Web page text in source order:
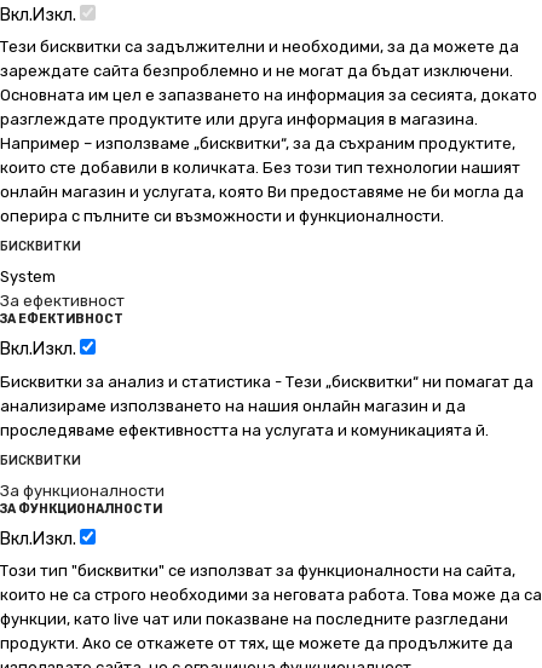
Вкл.Изкл.
Тези бисквитки са задължителни и необходими, за да можете да
зареждате сайта безпроблемно и не могат да бъдат изключени.
Основната им цел е запазването на информация за сесията, докато
разглеждате продуктите или друга информация в магазина.
Например – използваме „бисквитки“, за да съхраним продуктите,
които сте добавили в количката. Без този тип технологии нашият
онлайн магазин и услугата, която Ви предоставяме не би могла да
оперира с пълните си възможности и функционалности.
БИСКВИТКИ
System
За ефективност
ЗА ЕФЕКТИВНОСТ
Вкл.Изкл.
Бисквитки за анализ и статистика - Тези „бисквитки“ ни помагат да
анализираме използването на нашия онлайн магазин и да
проследяваме ефективността на услугата и комуникацията й.
БИСКВИТКИ
За функционалности
ЗА ФУНКЦИОНАЛНОСТИ
Вкл.Изкл.
Този тип "бисквитки" се използват за функционалности на сайта,
които не са строго необходими за неговата работа. Това може да са
функции, като live чат или показване на последните разгледани
продукти. Ако се откажете от тях, ще можете да продължите да